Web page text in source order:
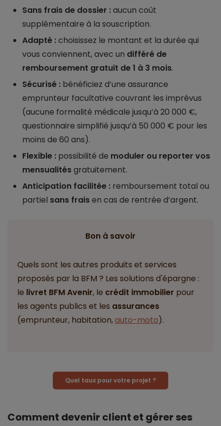
Sans frais de dossier :aucun coût
supplémentaire à la souscription.
Adapté :choisissez le montant et la durée qui
vous conviennent, avec un différé de
remboursement gratuit de 1 à 3 mois.
Sécurisé : bénéficiez d’une assurance
emprunteur facultative couvrant les imprévus
(aucune formalité médicale jusqu’à 20 000 €,
questionnaire simplifié jusqu’à 50 000 € pour les
moins de 60 ans).
Flexible : possibilité de moduler ou reporter vos
mensualitésgratuitement.
Anticipation facilitée : remboursement total ou
partiel sans fraisen cas de rentrée d’argent.
Bon à savoir
Quels sont les autres produits et services
proposés par la BFM ? Les solutions d'épargne :
le livret BFM Avenir, le crédit immobilier pour
les agents publics et les assurances
(emprunteur, habitation,auto-moto).
Quel taux pour votre projet ?
Comment devenir client et gérer ses